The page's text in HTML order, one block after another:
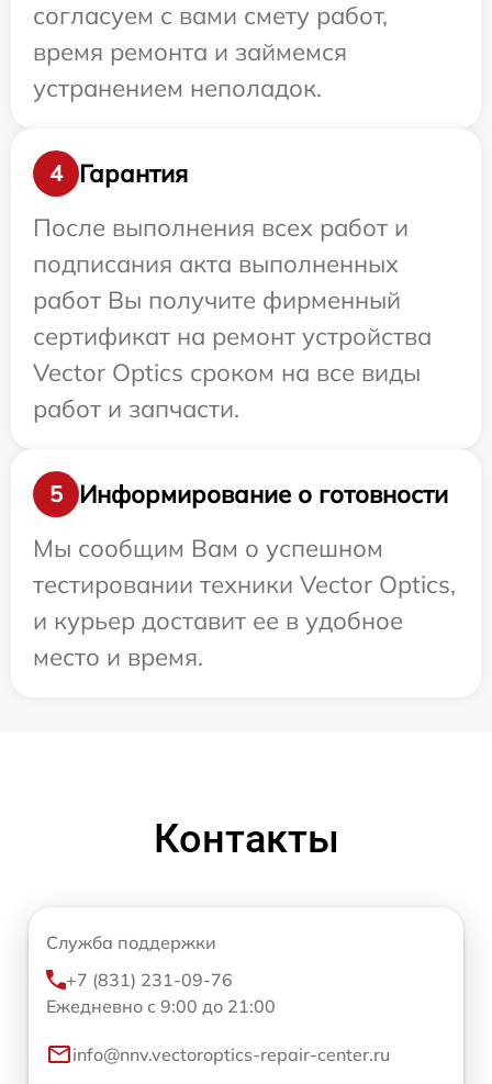
согласуем с вами смету работ,
время ремонта и займемся
устранением неполадок.
4
Гарантия
После выполнения всех работ и
подписания акта выполненных
работ Вы получите фирменный
сертификат на ремонт устройства
Vector Optics сроком на все виды
работ и запчасти.
5
Информирование о готовности
Мы сообщим Вам о успешном
тестировании техники Vector Optics,
и курьер доставит ее в удобное
место и время.
Контакты
Служба поддержки
+7 (831) 231-09-76
Ежедневно с 9:00 до 21:00
info@nnv.vectoroptics-repair-center.ru